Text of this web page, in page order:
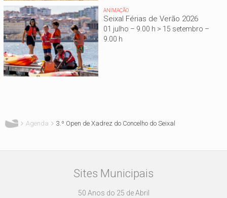
ANIMAÇÃO
Seixal Férias de Verão 2026
01 julho – 9.00 h > 15 setembro –
9.00 h
Agenda 3.º Open de Xadrez do Concelho do Seixal
Sites Municipais
50 Anos do 25 de Abril